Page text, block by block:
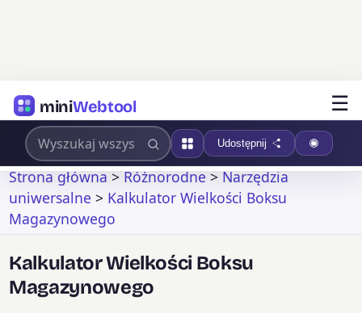
miniWebtool ☰
Udostępnij
Strona główna>Różnorodne>Narzędzia
uniwersalne > Kalkulator Wielkości Boksu
Magazynowego
Kalkulator Wielkości Boksu
Magazynowego